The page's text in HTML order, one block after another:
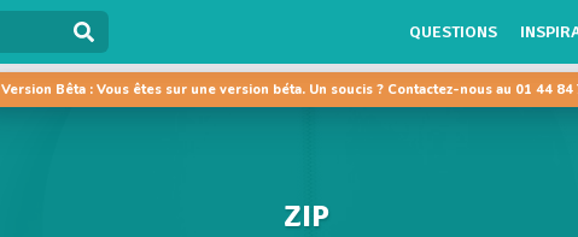
QUESTIONS
Version Bêta : Vous êtes sur une version béta. Un soucis ? Contactez-nous au 01 44 84
ZIP